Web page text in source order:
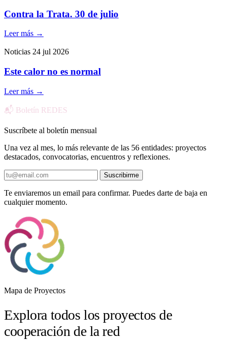
Contra la Trata. 30 de julio
Leer más →
Noticias 24 jul 2026
Este calor no es normal
Leer más →
📬 Boletín REDES
Suscríbete al boletín mensual
Una vez al mes, lo más relevante de las 56 entidades: proyectos
destacados, convocatorias, encuentros y reflexiones.
Suscribirme
Te enviaremos un email para confirmar. Puedes darte de baja en
cualquier momento.
Mapa de Proyectos
Explora todos los proyectos de
cooperación de la red